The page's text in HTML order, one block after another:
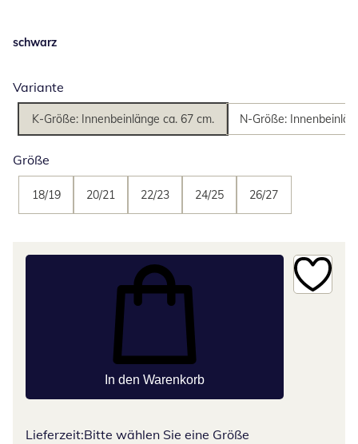
schwarz
Variante
K-Größe: Innenbeinlänge ca. 67 cm. N-Größe:
Größe
18/19 20/21 22/23 24/25 26/27
In den Warenkorb
Lieferzeit:Bitte wählen Sie eine Größe